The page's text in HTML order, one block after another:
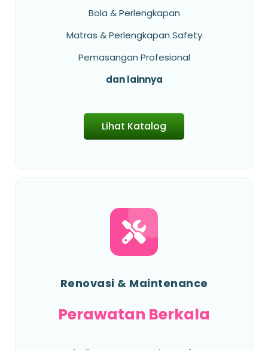
Bola & Perlengkapan
Matras & Perlengkapan Safety
Pemasangan Profesional
dan lainnya
Lihat Katalog
Renovasi & Maintenance
Perawatan Berkala